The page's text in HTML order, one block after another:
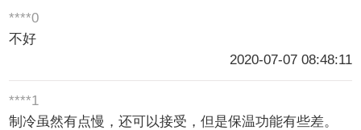
****0
不好
2020-07-07 08:48:11
****1
制冷虽然有点慢，还可以接受，但是保温功能有些差。